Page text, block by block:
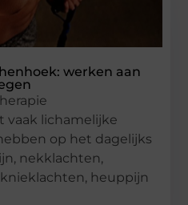
werken aan
vaak lichamelijke
op het dagelijks
nekklachten,
heuppijn